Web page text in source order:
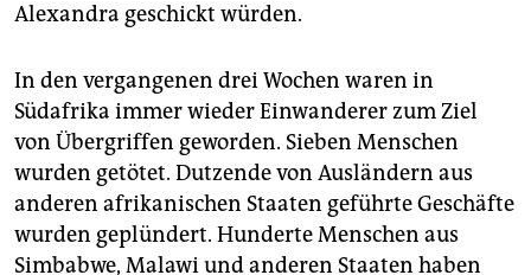
Alexandra geschickt würden.
In den vergangenen drei Wochen waren in
Südafrika immer wieder Einwanderer zum Ziel
von Übergriffen geworden. Sieben Menschen
wurden getötet. Dutzende von Ausländern aus
anderen afrikanischen Staaten geführte Geschäfte
wurden geplündert. Hunderte Menschen aus
Simbabwe, Malawi und anderen Staaten haben